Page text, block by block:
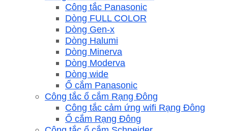
Công tắc Panasonic
Dòng FULL COLOR
Dòng Gen-x
Dòng Halumi
Dòng Minerva
Dòng Moderva
Dòng wide
Ổ cắm Panasonic
Công tắc ổ cắm Rạng Đông
Công tắc cảm ứng wifi Rạng Đông
Ổ cắm Rạng Đông